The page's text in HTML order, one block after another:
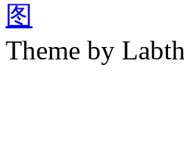
图
Theme by